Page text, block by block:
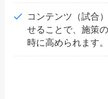
コンテンツ（試合
せることで、施策
時に高められます。